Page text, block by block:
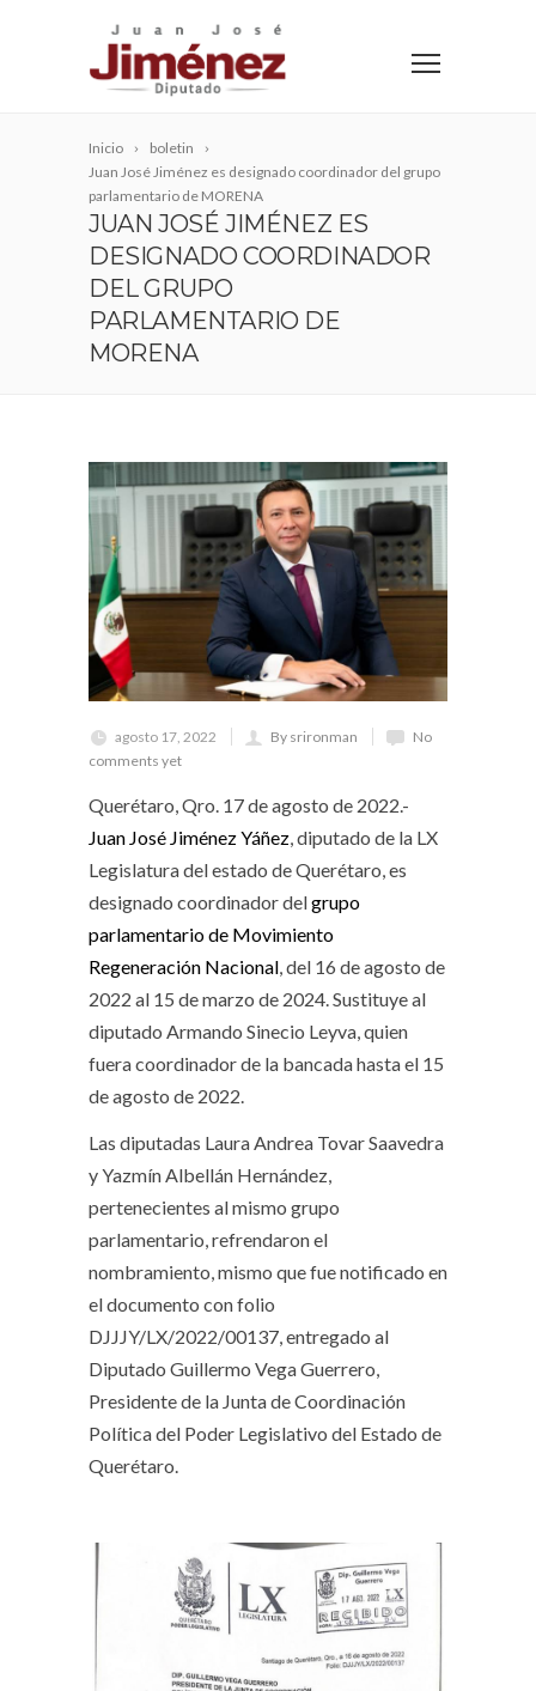
Inicio
boletin
Juan José Jiménez es designado coordinador del grupo
parlamentario de MORENA
JUAN JOSÉ JIMÉNEZ ES
DESIGNADO COORDINADOR
DEL GRUPO
PARLAMENTARIO DE
MORENA
agosto 17, 2022 By srironman
No
comments yet
Querétaro, Qro. 17 de agosto de 2022.-
Juan José Jiménez Yáñez, diputado de la LX
Legislatura del estado de Querétaro, es
designado coordinador delgrupo
parlamentario de Movimiento
Regeneración Nacional, del 16 de agosto de
2022 al 15 de marzo de 2024. Sustituye al
diputado Armando Sinecio Leyva, quien
fuera coordinador de la bancada hasta el 15
de agosto de 2022.
Las diputadas Laura Andrea Tovar Saavedra
y Yazmín Albellán Hernández,
pertenecientes al mismo grupo
parlamentario, refrendaron el
nombramiento, mismo que fue notificado en
el documento con folio
DJJJY/LX/2022/00137, entregado al
Diputado Guillermo Vega Guerrero,
Presidente de la Junta de Coordinación
Política del Poder Legislativo del Estado de
Querétaro.